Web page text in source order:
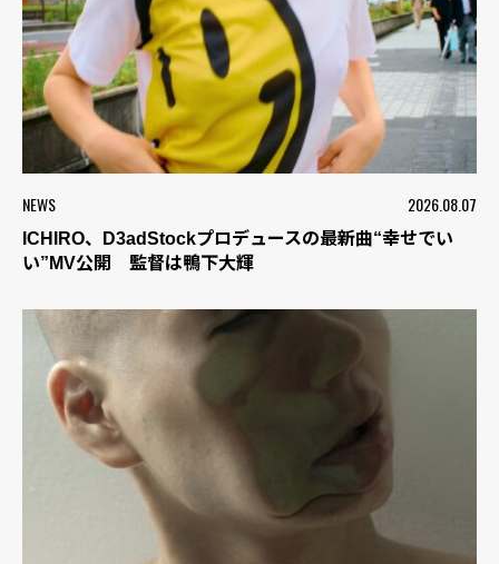
NEWS 2026.08.07
ICHIRO、D3adStockプロデュースの最新曲“幸せでい
い”MV公開 監督は鴨下大輝